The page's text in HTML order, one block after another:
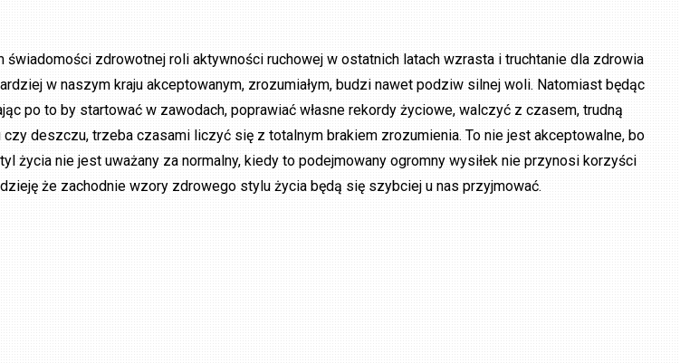
zdrowotnej roli aktywności ruchowej w ostatnich latach wzrasta i truchtanie dla zdrowia
w naszym kraju akceptowanym, zrozumiałym, budzi nawet podziw silnej woli. Natomiast będąc
po to by startować w zawodach, poprawiać własne rekordy życiowe, walczyć z czasem, trudną
czy deszczu, trzeba czasami liczyć się z totalnym brakiem zrozumienia. To nie jest akceptowalne, bo
życia nie jest uważany za normalny, kiedy to podejmowany ogromny wysiłek nie przynosi korzyści
że zachodnie wzory zdrowego stylu życia będą się szybciej u nas przyjmować.